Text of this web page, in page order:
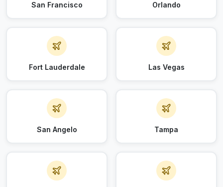
San Francisco Orlando
Fort Lauderdale Las Vegas
San Angelo Tampa